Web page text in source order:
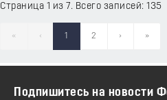
Страница 1 из 7. Всего записей: 135
« ‹ 1 2 › »
Подпишитесь на новости